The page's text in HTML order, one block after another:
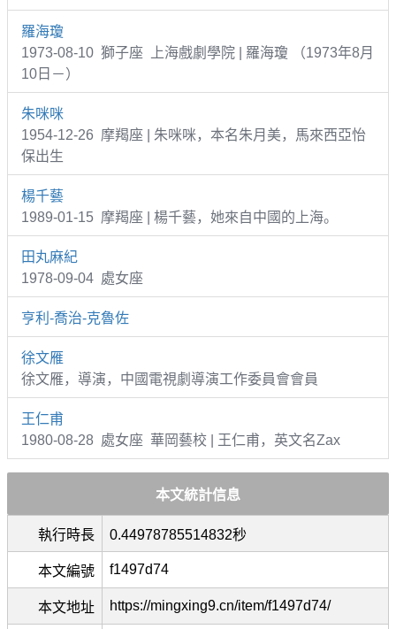
羅海瓊
1973-08-10 獅子座 上海戲劇學院 | 羅海瓊 （1973年8月
10日－）
朱咪咪
1954-12-26 摩羯座 | 朱咪咪，本名朱月美，馬來西亞怡
保出生
楊千藝
1989-01-15 摩羯座 | 楊千藝，她來自中國的上海。
田丸麻紀
1978-09-04 處女座
亨利-喬治-克魯佐
徐文雁
徐文雁，導演，中國電視劇導演工作委員會會員
王仁甫
1980-08-28 處女座 華岡藝校 | 王仁甫，英文名Zax
本文統計信息
執行時長 0.44978785514832秒
本文編號 f1497d74
本文地址 https://mingxing9.cn/item/f1497d74/